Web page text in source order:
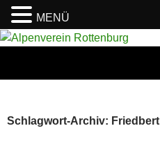
Zum
Schlagwort-Archiv: Friedbert
MENÜ